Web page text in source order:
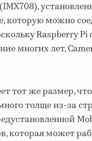
которую можно
Raspberry
многих лет,
тот же размер,
толще из-за
которая может